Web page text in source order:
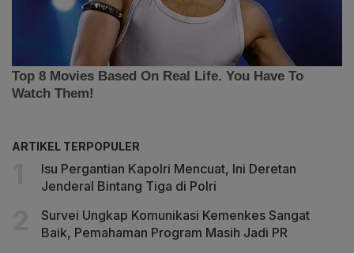
ARTIKEL TERPOPULER
Isu Pergantian Kapolri Mencuat, Ini Deretan
Jenderal Bintang Tiga di Polri
Survei Ungkap Komunikasi Kemenkes Sangat
Baik, Pemahaman Program Masih Jadi PR